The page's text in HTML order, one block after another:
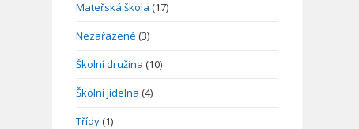
Mateřská škola (17)
Nezařazené (3)
Školní družina (10)
Školní jídelna (4)
Třídy (1)